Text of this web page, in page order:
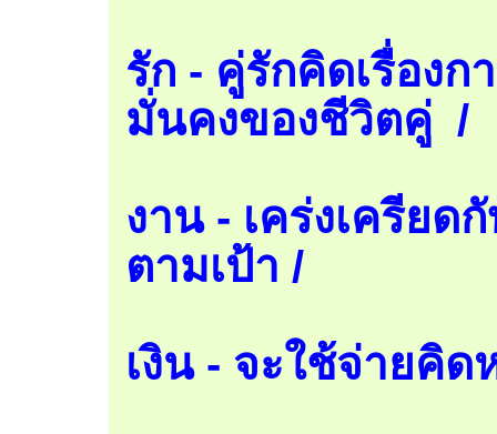
รัก - คู่รักคิดเรื่อง
มั่นคงของชีวิตคู่ /
งาน - เคร่งเครียด
ตามเป้า /
เงิน - จะใช้จ่ายคิ